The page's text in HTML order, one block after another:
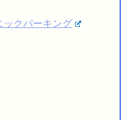
クパーキング